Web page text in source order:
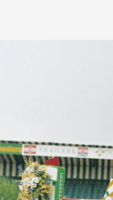
VIDEOS
EU-STATION